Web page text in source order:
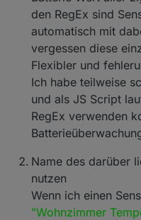
den RegEx sind
automatisch mit
vergessen diese
Flexibler und
Ich habe teilweise
und als JS Script
RegEx verwenden
Name des darüber
nutzen
Wenn ich einen
"Wohnzimmer